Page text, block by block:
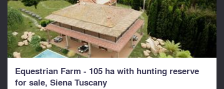
Equestrian Farm - 105 ha with hunting reserve
for sale, Siena Tuscany